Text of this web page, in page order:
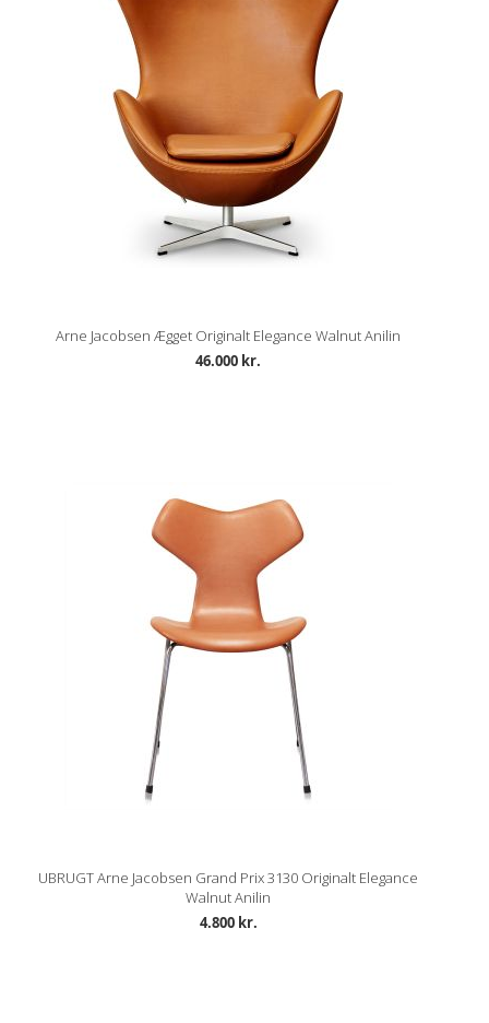
Arne Jacobsen Ægget Originalt Elegance Walnut Anilin
46.000 kr.
UBRUGT Arne Jacobsen Grand Prix 3130 Originalt Elegance
Walnut Anilin
4.800 kr.